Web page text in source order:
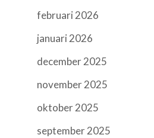
februari 2026
januari 2026
december 2025
november 2025
oktober 2025
september 2025